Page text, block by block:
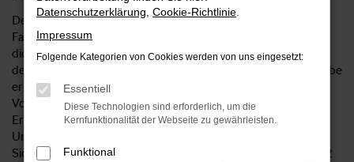
Der Škoda Octavia Neuwagen ist ein ungemein vielseitiges
Fahrzeug. Einerseits eignet sich das Modell natürlich ideal für
die Innenstadt von Koblenz, ist allerdings auch für Fahrten in
der Umgebung und die Autobahn geeignet. Im Autohaus Liebe
erhalten Sie Škoda Octavia Neuwagen entsprechend Ihrer
Vorstellungen und profitieren von unserer umfangreichen
Erfahrung im Verkauf von Autos. Wussten Sie, dass unser
Unternehmen bereits seit 1954 existiert? Mittlerweile finden
Sie uns an sechs Standorten im Zentrum Deutschlands und 2
Datenschutzerklärung Cookie-Richtlinie
Impressum
Folgende Kategorien von Cookies werden von uns eingesetzt:
Essentiell
Diese Technologien sind erforderlich, um die
Kernfunktionalität der Webseite zu gewährleisten.
Funktional